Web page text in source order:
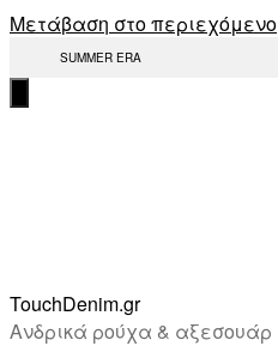
Μετάβαση στο περιεχόμενο
SUMMER ERA
TouchDenim.gr
Ανδρικά ρούχα & αξεσουάρ